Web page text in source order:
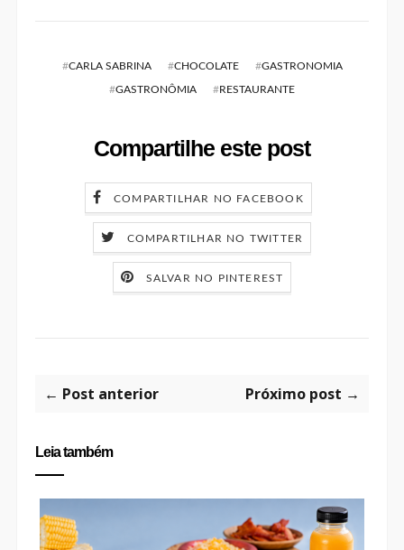
#CARLA SABRINA #CHOCOLATE #GASTRONOMIA
#GASTRONÔMIA #RESTAURANTE
Compartilhe este post
COMPARTILHAR NO FACEBOOK
COMPARTILHAR NO TWITTER
SALVAR NO PINTEREST
← Post anterior Próximo post →
Leia também
FÉRIAS COM SABOR DE MINI-
CHEF: ABB...